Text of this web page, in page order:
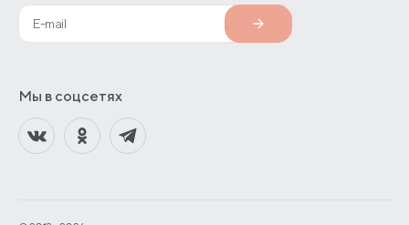
Мы в соцсетях